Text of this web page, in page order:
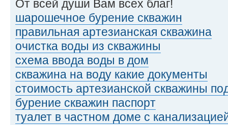
От всей души Вам всех благ!
шарошечное бурение скважин
правильная артезианская скважина
очистка воды из скважины
схема ввода воды в дом
скважина на воду какие документы
стоимость артезианской скважины
бурение скважин паспорт
туалет в частном доме с